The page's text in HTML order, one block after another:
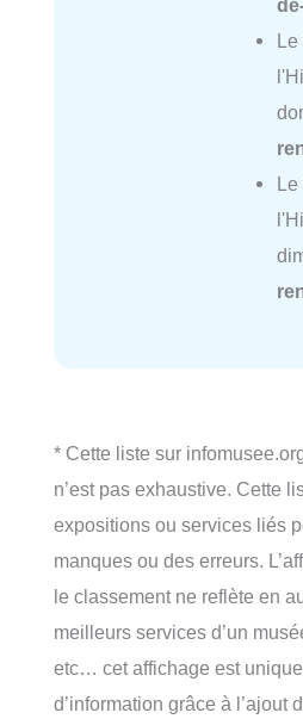
Le
Le
* Cette liste sur
n’est pas exhaustive. Cette
expositions ou services liés
manques ou des erreurs.
le classement ne reflète en
meilleurs services d’un
etc… cet affichage est
d’information grâce à l’ajout